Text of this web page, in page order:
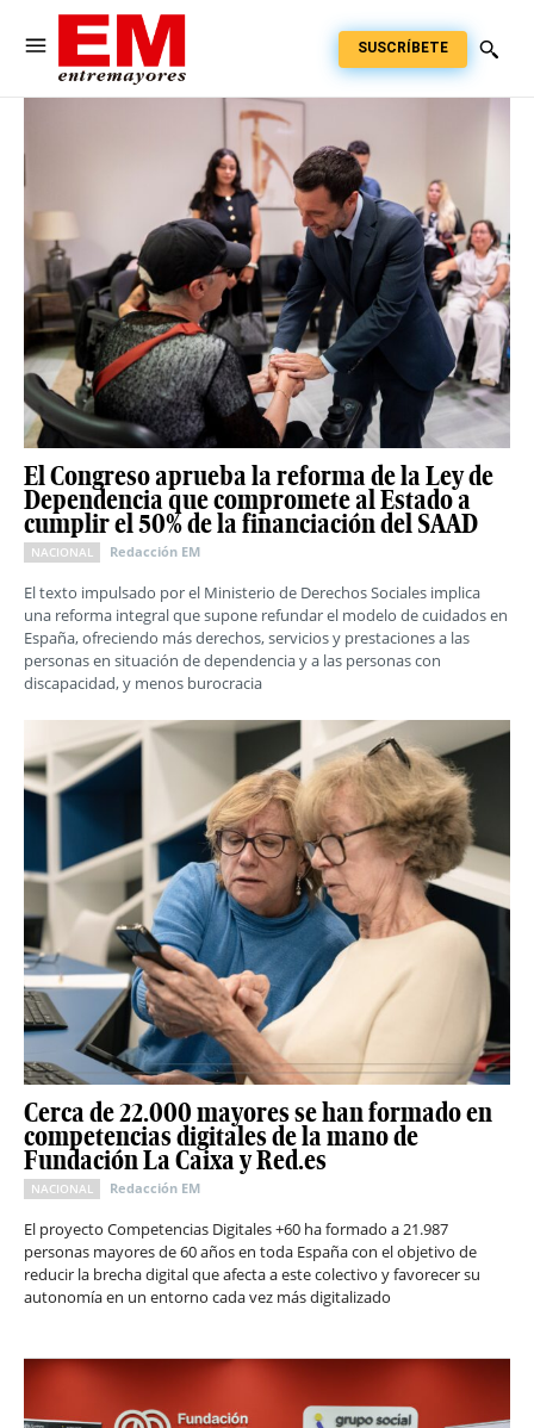
SUSCRÍBETE
El Congreso aprueba la reforma de la Ley de
Dependencia que compromete al Estado a
cumplir el 50% de la financiación del SAAD
NACIONAL Redacción EM
El texto impulsado por el Ministerio de Derechos Sociales implica
una reforma integral que supone refundar el modelo de cuidados en
España, ofreciendo más derechos, servicios y prestaciones a las
personas en situación de dependencia y a las personas con
discapacidad, y menos burocracia
Cerca de 22.000 mayores se han formado en
competencias digitales de la mano de
Fundación La Caixa y Red.es
NACIONAL Redacción EM
El proyecto Competencias Digitales +60 ha formado a 21.987
personas mayores de 60 años en toda España con el objetivo de
reducir la brecha digital que afecta a este colectivo y favorecer su
autonomía en un entorno cada vez más digitalizado